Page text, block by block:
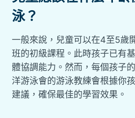
泳？
一般來說，兒童可以在4至5歲
班的初級課程。此時孩子已有
體協調能力。然而，每個孩子
洋游泳會的游泳教練會根據你
建議，確保最佳的學習效果。